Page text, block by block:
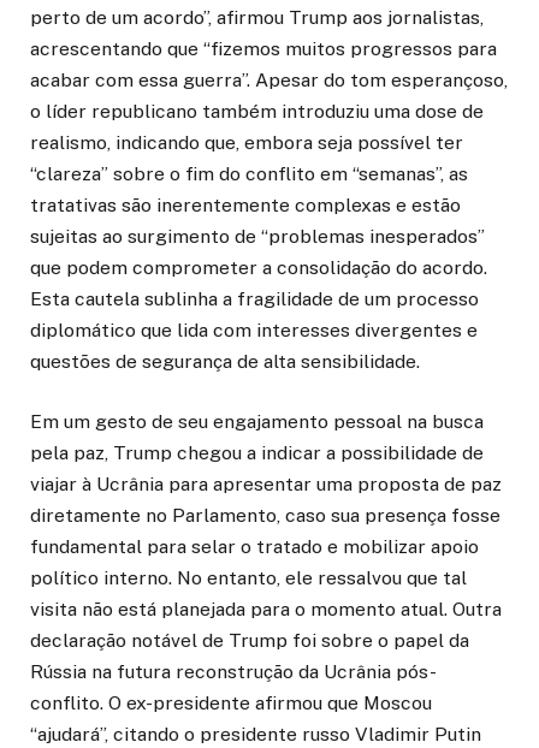
perto de um acordo”, afirmou Trump aos jornalistas,
acrescentando que “fizemos muitos progressos para
acabar com essa guerra”. Apesar do tom esperançoso,
o líder republicano também introduziu uma dose de
realismo, indicando que, embora seja possível ter
“clareza” sobre o fim do conflito em “semanas”, as
tratativas são inerentemente complexas e estão
sujeitas ao surgimento de “problemas inesperados”
que podem comprometer a consolidação do acordo.
Esta cautela sublinha a fragilidade de um processo
diplomático que lida com interesses divergentes e
questões de segurança de alta sensibilidade.
Em um gesto de seu engajamento pessoal na busca
pela paz, Trump chegou a indicar a possibilidade de
viajar à Ucrânia para apresentar uma proposta de paz
diretamente no Parlamento, caso sua presença fosse
fundamental para selar o tratado e mobilizar apoio
político interno. No entanto, ele ressalvou que tal
visita não está planejada para o momento atual. Outra
declaração notável de Trump foi sobre o papel da
Rússia na futura reconstrução da Ucrânia pós-
conflito. O ex-presidente afirmou que Moscou
“ajudará”, citando o presidente russo Vladimir Putin